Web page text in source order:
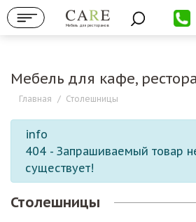
Мебель для ресторанов
Мебель для кафе,
Главная / Столешницы
info
404 - Запрашиваемый товар
существует!
Столешницы